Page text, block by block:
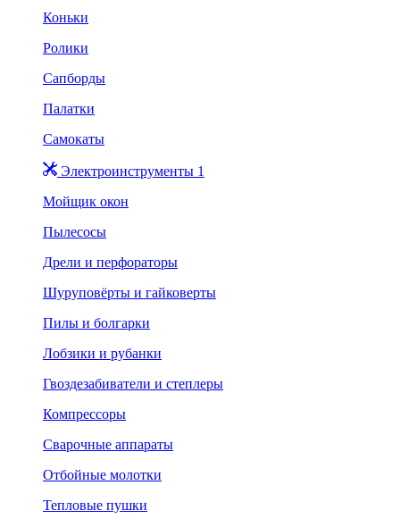
Коньки
Ролики
Сапборды
Палатки
Самокаты
Электроинструменты 1
Мойщик окон
Пылесосы
Дрели и перфораторы
Шуруповёрты и гайковерты
Пилы и болгарки
Лобзики и рубанки
Гвоздезабиватели и степлеры
Компрессоры
Сварочные аппараты
Отбойные молотки
Тепловые пушки